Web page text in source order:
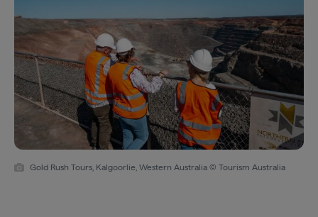
Gold Rush Tours, Kalgoorlie, Western Australia © Tourism Australia